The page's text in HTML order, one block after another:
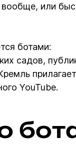
вообще, или
ботами:
садов,
прилагает
YouTube.